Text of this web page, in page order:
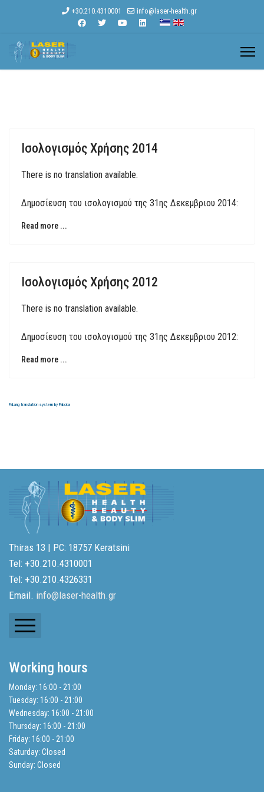
+30.210.4310001 info@laser-health.gr
Ισολογισμός Χρήσης 2014
There is no translation available.
Δημοσίευση του ισολογισμού της 31ης Δεκεμβριου 2014:
Read more ...
Ισολογισμός Χρήσης 2012
There is no translation available.
Δημοσίευση του ισολογισμού της 31ης Δεκεμβριου 2012:
Read more ...
FaLang translation system by Faboba
Thiras 13 | PC: 18757 Keratsini
Tel: +30.210.4310001
Tel: +30.210.4326331
Email. info@laser-health.gr
Balance Sheets
Search
Privacy Policy
Working hours
Monday: 16:00 - 21:00
Tuesday: 16:00 - 21:00
Wednesday: 16:00 - 21:00
Thursday: 16:00 - 21:00
Friday: 16:00 - 21:00
Saturday: Closed
Sunday: Closed